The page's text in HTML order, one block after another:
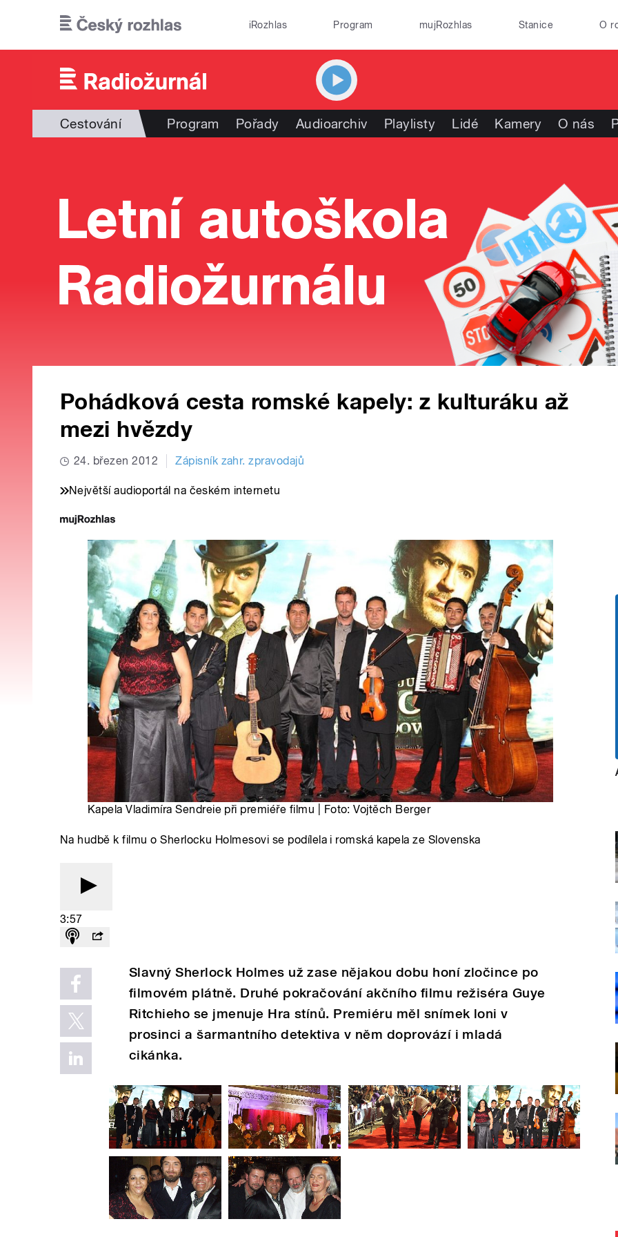
iRozhlas Program mujRozhlas Stanice O
Cestování Program Pořady Audioarchiv Playlisty Lidé Kamery O nás
Pohádková cesta romské kapely: z kulturáku až
mezi hvězdy
24. březen 2012 Zápisník zahr. zpravodajů
Největší audioportál na českém internetu
Kapela Vladimíra Sendreie při premiéře filmu | Foto: Vojtěch Berger
Na hudbě k filmu o Sherlocku Holmesovi se podílela i romská kapela ze Slovenska
3:57
Slavný Sherlock Holmes už zase nějakou dobu honí zločince po
filmovém plátně. Druhé pokračování akčního filmu režiséra Guye
Ritchieho se jmenuje Hra stínů. Premiéru měl snímek loni v
prosinci a šarmantního detektiva v něm doprovází i mladá
cikánka.